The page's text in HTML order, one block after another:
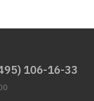
К СРАВНЕНИЮ
В ПОЖЕЛАНИЯ
106-16-33